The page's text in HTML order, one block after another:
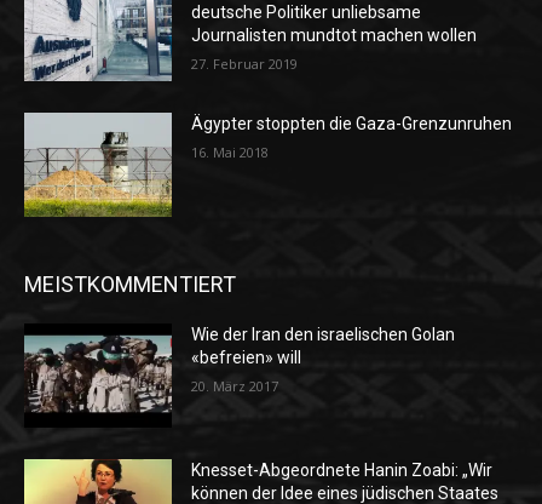
deutsche Politiker unliebsame
Journalisten mundtot machen wollen
27. Februar 2019
Ägypter stoppten die Gaza-Grenzunruhen
16. Mai 2018
MEISTKOMMENTIERT
Wie der Iran den israelischen Golan
«befreien» will
20. März 2017
Knesset-Abgeordnete Hanin Zoabi: „Wir
können der Idee eines jüdischen Staates